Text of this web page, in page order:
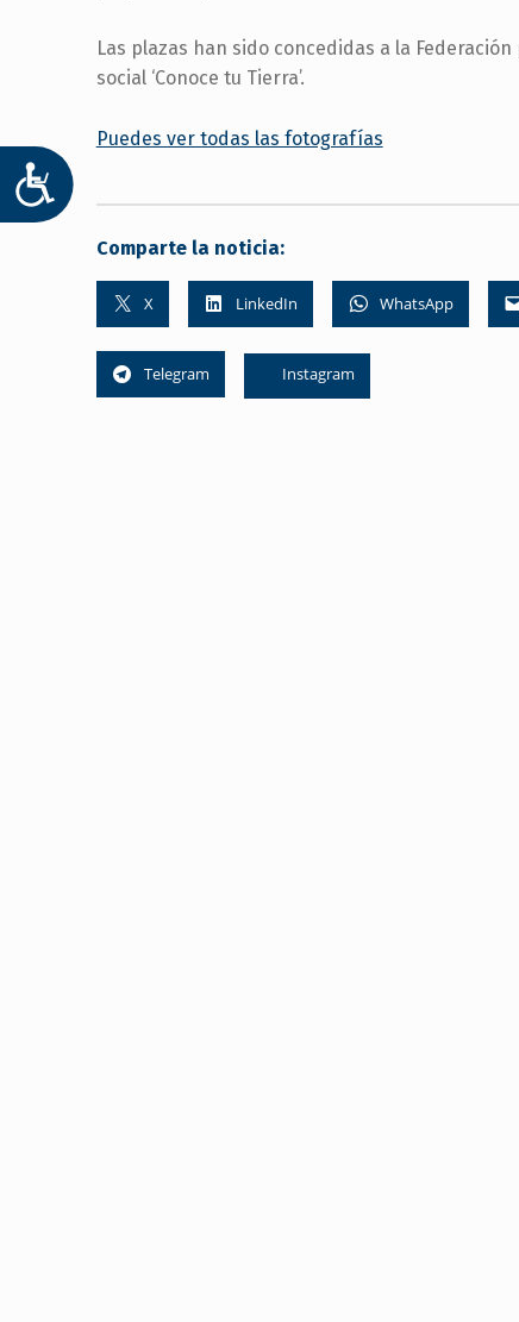
ACCESIBILIDAD
Las plazas han sido concedidas a la
social ‘Conoce tu Tierra’.
Puedes ver todas las fotografías
Comparte la noticia:
X LinkedIn WhatsApp
Telegram Instagram